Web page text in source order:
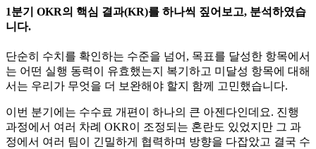
1분기 OKR의 핵심 결과(KR)를 하나씩 짚어보고, 분석하였습
니다.
단순히 수치를 확인하는 수준을 넘어, 목표를 달성한 항목에서
는 어떤 실행 동력이 유효했는지 복기하고 미달성 항목에 대해
서는 우리가 무엇을 더 보완해야 할지 함께 고민했습니다.
이번 분기에는 수수료 개편이 하나의 큰 아젠다인데요. 진행
과정에서 여러 차례 OKR이 조정되는 혼란도 있었지만 그 과
정에서 여러 팀이 긴밀하게 협력하며 방향을 다잡았고 결국 수